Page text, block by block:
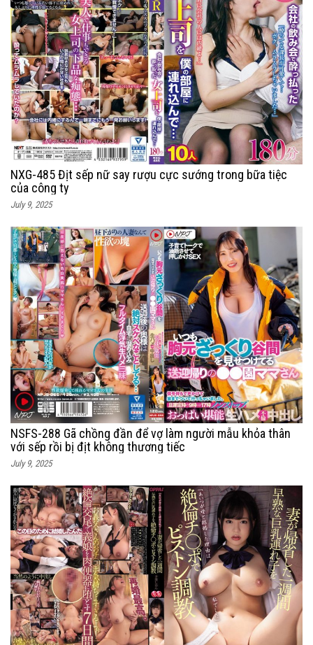
NXG-485 Địt sếp nữ say rượu cực sướng trong bữa tiệc
của công ty
July 9, 2025
NSFS-288 Gã chồng đần để vợ làm người mẫu khỏa thân
với sếp rồi bị địt không thương tiếc
July 9, 2025